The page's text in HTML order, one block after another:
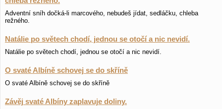
Adventní sníh dočká-li marcového, nebudeš jídat, sedláčku, chleba
režného.
Natálie po světech chodí, jednou se otočí a nic nevidí.
Natálie po světech chodí, jednou se otočí a nic nevidí.
O svaté Albíně schovej se do skříně
O svaté Albíně schovej se do skříně
Závěj svaté Albíny zaplavuje doliny.